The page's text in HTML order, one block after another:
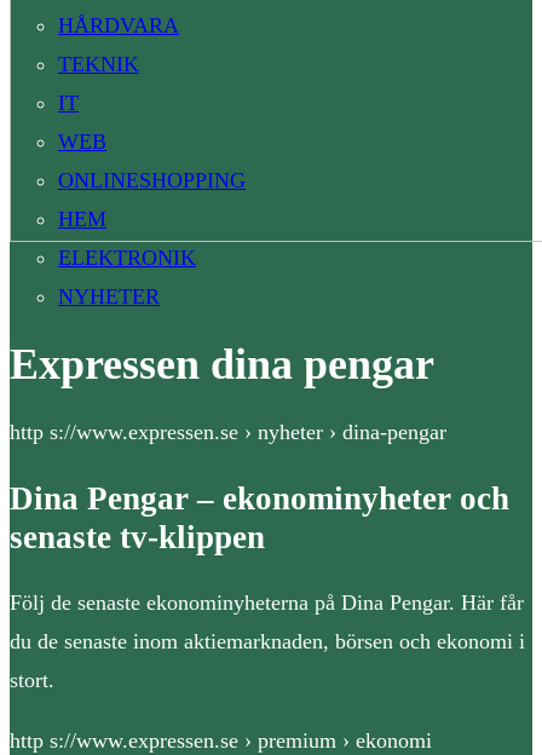
HÅRDVARA
TEKNIK
IT
WEB
ONLINESHOPPING
HEM
ELEKTRONIK
NYHETER
Expressen dina pengar
http s://www.expressen.se › nyheter › dina-pengar
Dina Pengar – ekonominyheter och
senaste tv-klippen
Följ de senaste ekonominyheterna på Dina Pengar. Här får
du de senaste inom aktiemarknaden, börsen och ekonomi i
stort.
http s://www.expressen.se › premium › ekonomi